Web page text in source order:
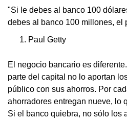
"Si le debes al banco 100
debes al banco 100 millones, el
Paul Getty
El negocio bancario es
parte del capital no lo aportan
público con sus ahorros. Por
ahorradores entregan nueve, lo
Si el banco quiebra, no sólo los